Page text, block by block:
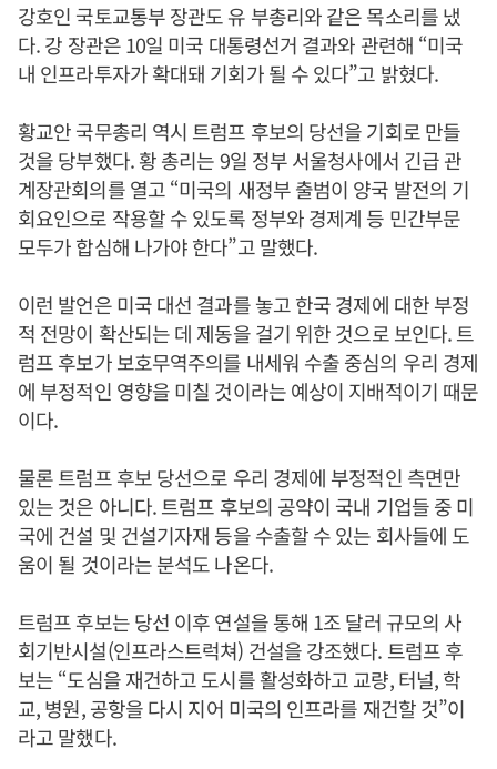
강호인 국토교통부 장관도 유 부총리와 같은 목소리를 냈
다. 강 장관은 10일 미국 대통령선거 결과와 관련해 “미국
내 인프라투자가 확대돼 기회가 될 수 있다”고 밝혔다.
황교안 국무총리 역시 트럼프 후보의 당선을 기회로 만들
것을 당부했다. 황 총리는 9일 정부 서울청사에서 긴급 관
계장관회의를 열고 “미국의 새정부 출범이 양국 발전의 기
회요인으로 작용할 수 있도록 정부와 경제계 등 민간부문
모두가 합심해 나가야 한다”고 말했다.
이런 발언은 미국 대선 결과를 놓고 한국 경제에 대한 부정
적 전망이 확산되는 데 제동을 걸기 위한 것으로 보인다. 트
럼프 후보가 보호무역주의를 내세워 수출 중심의 우리 경제
에 부정적인 영향을 미칠 것이라는 예상이 지배적이기 때문
이다.
물론 트럼프 후보 당선으로 우리 경제에 부정적인 측면만
있는 것은 아니다. 트럼프 후보의 공약이 국내 기업들 중 미
국에 건설 및 건설기자재 등을 수출할 수 있는 회사들에 도
움이 될 것이라는 분석도 나온다.
트럼프 후보는 당선 이후 연설을 통해 1조 달러 규모의 사
회기반시설(인프라스트럭쳐) 건설을 강조했다. 트럼프 후
보는 “도심을 재건하고 도시를 활성화하고 교량, 터널, 학
교, 병원, 공항을 다시 지어 미국의 인프라를 재건할 것”이
라고 말했다.